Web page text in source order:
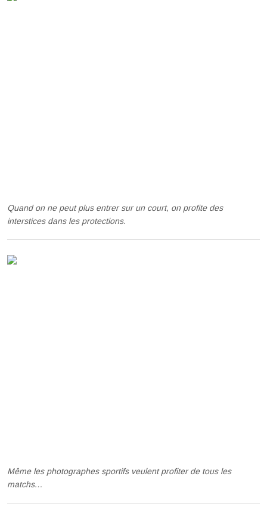
Quand on ne peut plus entrer sur un court, on profite des
interstices dans les protections.
Même les photographes sportifs veulent profiter de tous les
matchs…